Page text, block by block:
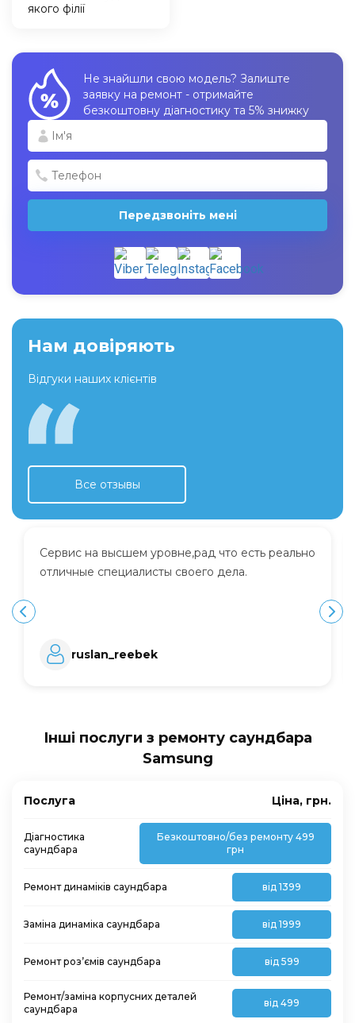
якого філії
Не знайшли свою модель? Залиште
заявку на ремонт - отримайте
безкоштовну діагностику та 5% знижку
Передзвоніть мені
Нам довіряють
Відгуки наших клієнтів
Все отзывы
Сервис на высшем уровне,рад что есть реально
отличные специалисты своего дела.
ruslan_reebek
Інші послуги з ремонту саундбара
Samsung
Послуга Ціна, грн.
Діагностика
саундбара
Безкоштовно/без ремонту 499
грн
Ремонт динаміків саундбара від 1399
Заміна динаміка саундбара від 1999
Ремонт роз’ємів саундбара від 599
Ремонт/заміна корпусних деталей
саундбара
від 499